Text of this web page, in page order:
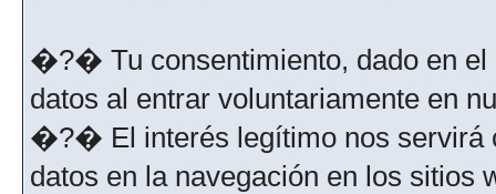
�?� Tu consentimiento, dado en el
datos al entrar voluntariamente en
�?� El interés legítimo nos servirá
datos en la navegación en los sitios